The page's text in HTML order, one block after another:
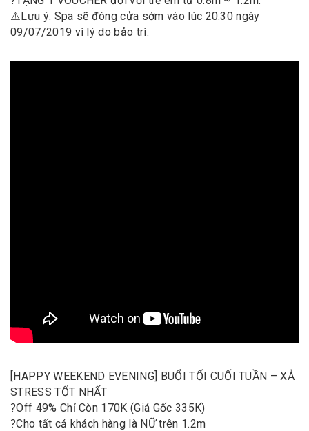
⚠️Lưu ý: Spa sẽ đóng cửa sớm vào lúc 20:30 ngày
09/07/2019 vì lý do bảo trì.
[HAPPY WEEKEND EVENING] BUỔI TỐI CUỐI TUẦN – XẢ
STRESS TỐT NHẤT
?Off 49% Chỉ Còn 170K (Giá Gốc 335K)
?Cho tất cả khách hàng là NỮ trên 1.2m